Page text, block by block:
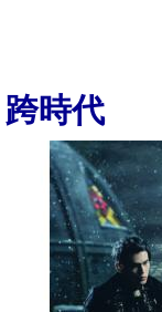
跨時代